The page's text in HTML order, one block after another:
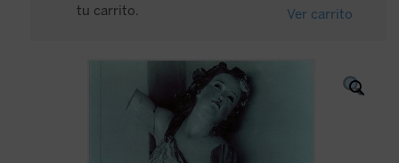
tu carrito.
Ver carrito